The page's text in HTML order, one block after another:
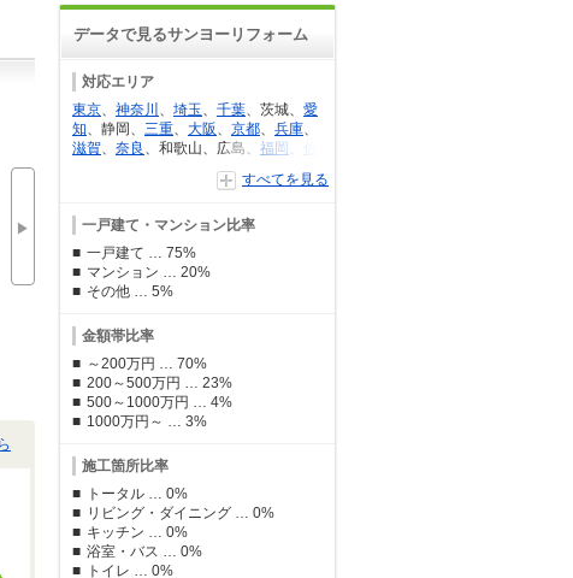
阪府 Ｗさん
50万円
▶
データで見るサンヨーリフォーム
対応エリア
東京、 神奈川 、 埼玉、 千葉、茨城、 愛
知、静岡、 三重、 大阪、 京都、 兵庫、
滋賀、 奈良 、和歌山、広島、 福岡
、熊本（一部地域を除く）
すべてを見る
一戸建て・マンション比率
一戸建て … 75%
マンション … 20%
その他 … 5%
金額帯比率
～200万円 … 70%
200～500万円 … 23%
500～1000万円 … 4%
1000万円～ … 3%
施工箇所比率
トータル … 0%
リビング・ダイニング … 0%
キッチン … 0%
浴室・バス … 0%
トイレ … 0%